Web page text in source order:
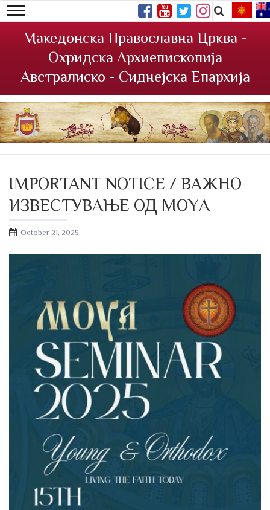
Македонска Православна Црква -
Охридска Архиепископија
Австралиско - Сиднејска Епархија
IMPORTANT NOTICE / ВАЖНО
ИЗВЕСТУВАЊЕ ОД МОYА
Posted
October 21, 2025